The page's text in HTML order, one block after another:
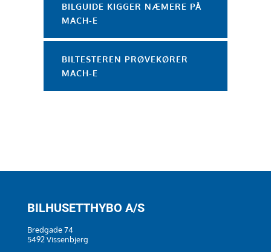
BILGUIDE KIGGER NÆMERE PÅ
MACH-E
BILTESTEREN PRØVEKØRER
MACH-E
BILHUSETTHYBO A/S
Bredgade 74
5492 Vissenbjerg